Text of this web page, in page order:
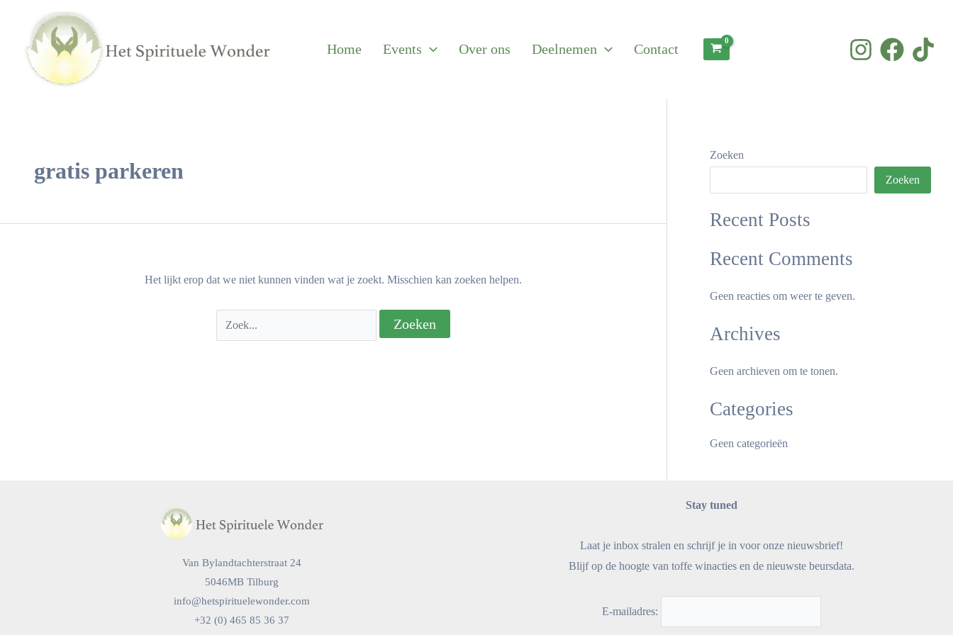
Home Events Over ons Deelnemen Contact
gratis parkeren
Het lijkt erop dat we niet kunnen vinden wat je zoekt. Misschien kan zoeken helpen.
Zoeken
Zoeken
Recent Posts
Recent Comments
Geen reacties om weer te geven.
Archives
Geen archieven om te tonen.
Categories
Geen categorieën
Van Bylandtachterstraat 24
5046MB Tilburg
info@hetspirituelewonder.com
+32 (0) 465 85 36 37
Stay tuned
Laat je inbox stralen en schrijf je in voor onze nieuwsbrief!
Blijf op de hoogte van toffe winacties en de nieuwste beursdata.
E-mailadres: